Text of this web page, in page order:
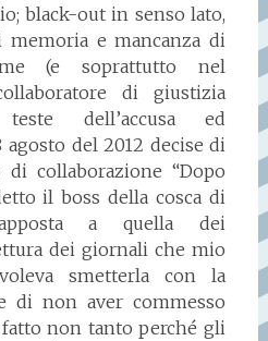
black-out in senso lato,
e mancanza di
(e soprattutto nel
di giustizia
dell’accusa ed
del 2012 decise di
collaborazione “Dopo
il boss della cosca di
a quella dei
dei giornali che mio
smetterla con la
di non aver commesso
non tanto perché gli